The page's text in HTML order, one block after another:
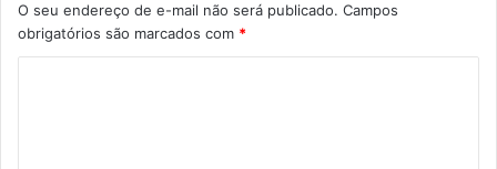
O seu endereço de e-mail não será publicado. Campos
obrigatórios são marcados com *